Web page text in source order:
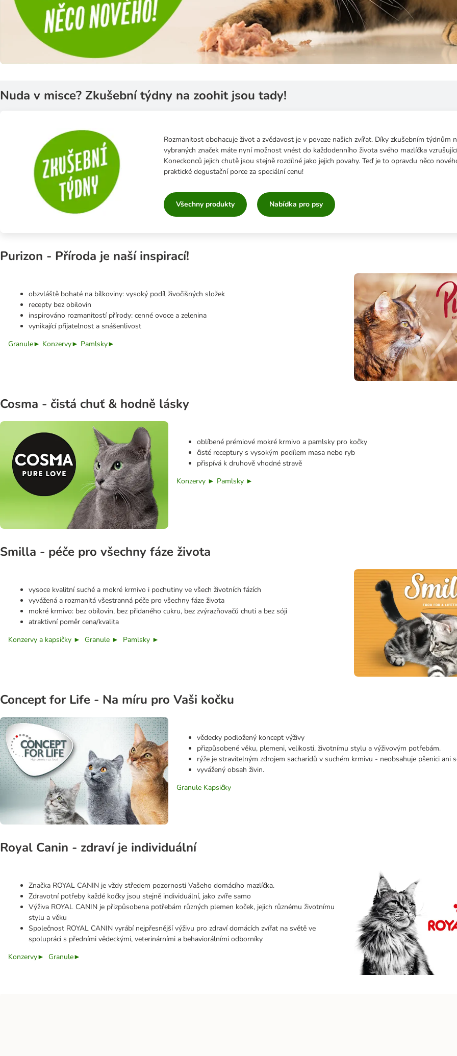
Nuda v misce? Zkušební týdny na zoohit jsou tady!
Rozmanitost obohacuje život a zvědavost je v povaze našich zvířat. Díky zkušebním týdnům
vybraných značek máte nyní možnost vnést do každodenního života svého mazlíčka
Koneckonců jejich chutě jsou stejně rozdílné jako jejich povahy. Teď je to opravdu něco
praktické degustační porce za speciální cenu!
Všechny produkty Nabídka pro psy
Purizon - Příroda je naší inspirací!
obzvláště bohaté na bílkoviny: vysoký podíl živočišných složek
recepty bez obilovin
inspirováno rozmanitostí přírody: cenné ovoce a zelenina
vynikající přijatelnost a snášenlivost
Granule► Konzervy► Pamlsky►
Cosma - čistá chuť & hodně lásky
oblíbené prémiové mokré krmivo a pamlsky pro kočky
čisté receptury s vysokým podílem masa nebo ryb
přispívá k druhově vhodné stravě
Konzervy ► Pamlsky ►
Smilla - péče pro všechny fáze života
vysoce kvalitní suché a mokré krmivo i pochutiny ve všech životních fázích
vyvážená a rozmanitá všestranná péče pro všechny fáze života
mokré krmivo: bez obilovin, bez přidaného cukru, bez zvýrazňovačů chuti a bez sóji
atraktivní poměr cena/kvalita
Konzervy a kapsičky ► Granule ► Pamlsky ►
Concept for Life - Na míru pro Vaši kočku
vědecky podložený koncept výživy
přizpůsobené věku, plemeni, velikosti, životnímu stylu a výživovým potřebám.
rýže je stravitelným zdrojem sacharidů v suchém krmivu - neobsahuje pšenici ani
vyvážený obsah živin.
Granule Kapsičky
Royal Canin - zdraví je individuální
Značka ROYAL CANIN je vždy středem pozornosti Vašeho domácího mazlíčka.
Zdravotní potřeby každé kočky jsou stejně individuální, jako zvíře samo
Výživa ROYAL CANIN je přizpůsobena potřebám různých plemen koček, jejich různému životnímu
stylu a věku
Společnost ROYAL CANIN vyrábí nejpřesnější výživu pro zdraví domácích zvířat na světě ve
spolupráci s předními vědeckými, veterinárními a behaviorálními odborníky
Konzervy► Granule►